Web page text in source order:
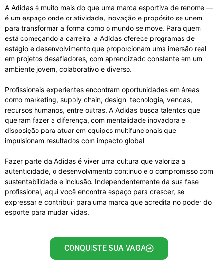
A Adidas é muito mais do que uma marca esportiva de renome —
é um espaço onde criatividade, inovação e propósito se unem
para transformar a forma como o mundo se move. Para quem
está começando a carreira, a Adidas oferece programas de
estágio e desenvolvimento que proporcionam uma imersão real
em projetos desafiadores, com aprendizado constante em um
ambiente jovem, colaborativo e diverso.
Profissionais experientes encontram oportunidades em áreas
como marketing, supply chain, design, tecnologia, vendas,
recursos humanos, entre outras. A Adidas busca talentos que
queiram fazer a diferença, com mentalidade inovadora e
disposição para atuar em equipes multifuncionais que
impulsionam resultados com impacto global.
Fazer parte da Adidas é viver uma cultura que valoriza a
autenticidade, o desenvolvimento contínuo e o compromisso com
sustentabilidade e inclusão. Independentemente da sua fase
profissional, aqui você encontra espaço para crescer, se
expressar e contribuir para uma marca que acredita no poder do
esporte para mudar vidas.
CONQUISTE SUA VAGA